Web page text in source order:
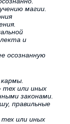
магии.
и
осознанную
или иных
законами.
правильные
или иных